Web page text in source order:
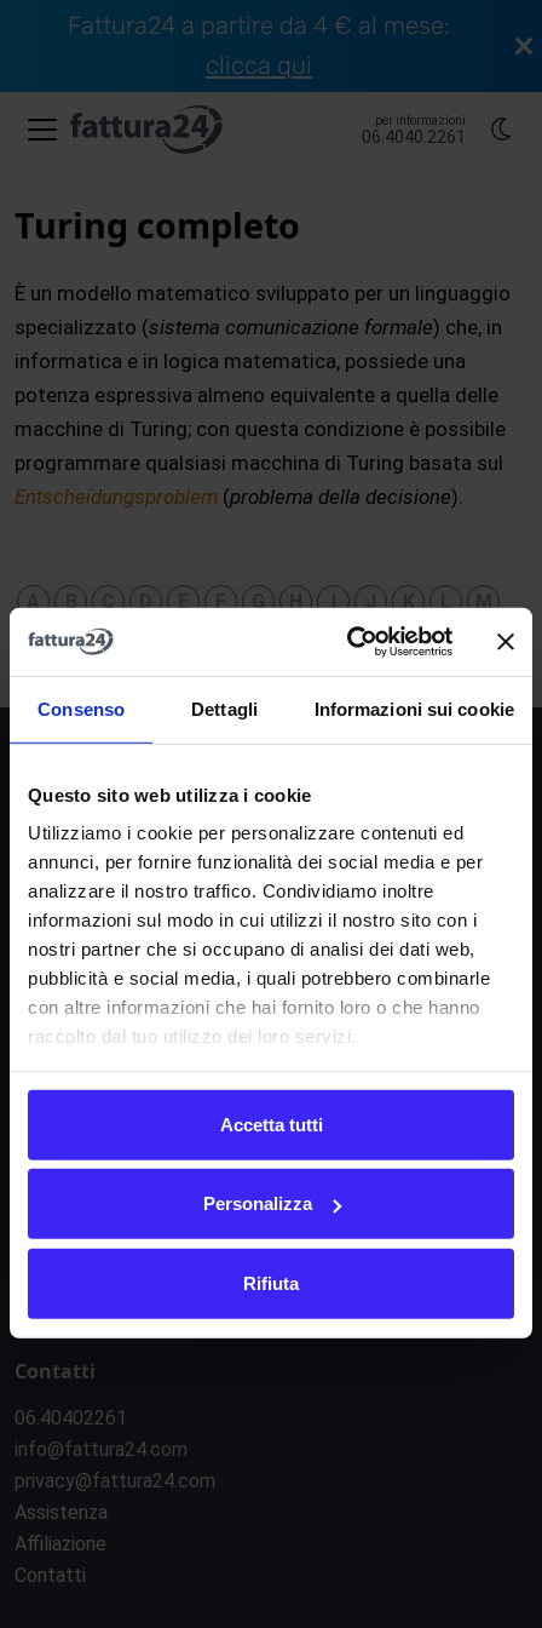
Consenso Dettagli Informazioni sui cookie
Questo sito web utilizza i cookie
Utilizziamo i cookie per personalizzare contenuti ed
annunci, per fornire funzionalità dei social media e per
analizzare il nostro traffico. Condividiamo inoltre
informazioni sul modo in cui utilizzi il nostro sito con i
nostri partner che si occupano di analisi dei dati web,
pubblicità e social media, i quali potrebbero combinarle
con altre informazioni che hai fornito loro o che hanno
raccolto dal tuo utilizzo dei loro servizi.
Accetta tutti
Personalizza
Rifiuta
Fattura24 a partire da 4 € al mese:
clicca qui
per informazioni
06.4040.2261
Turing completo
È un modello matematico sviluppato per un linguaggio
specializzato (sistema comunicazione formale) che, in
informatica e in logica matematica, possiede una
potenza espressiva almeno equivalente a quella delle
macchine di Turing; con questa condizione è possibile
programmare qualsiasi macchina di Turing basata sul
Entscheidungsproblem (problema della decisione).
A B C D E F G H I J K L
M
N
O P W X Y
La nostra missione
Dicono di noi
FAQ
Fattura24 srl
Via B. Croce 19, Roma (Italia)
P.IVA IT11359591002
Informativa privacy
Sicurezza e servizi esterni
Contatti
06.40402261
info@fattura24.com
privacy@fattura24.com
Assistenza
Affiliazione
Contatti